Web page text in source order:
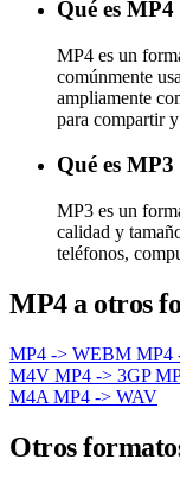
Qué es MP4
MP4 es un
comúnmente
ampliamente
para compartir
Qué es MP3
MP3 es un
calidad y
teléfonos,
MP4 a otros
MP4 -> WEBM MP4
M4V MP4 -> 3GP
M4A MP4 -> WAV
Otros